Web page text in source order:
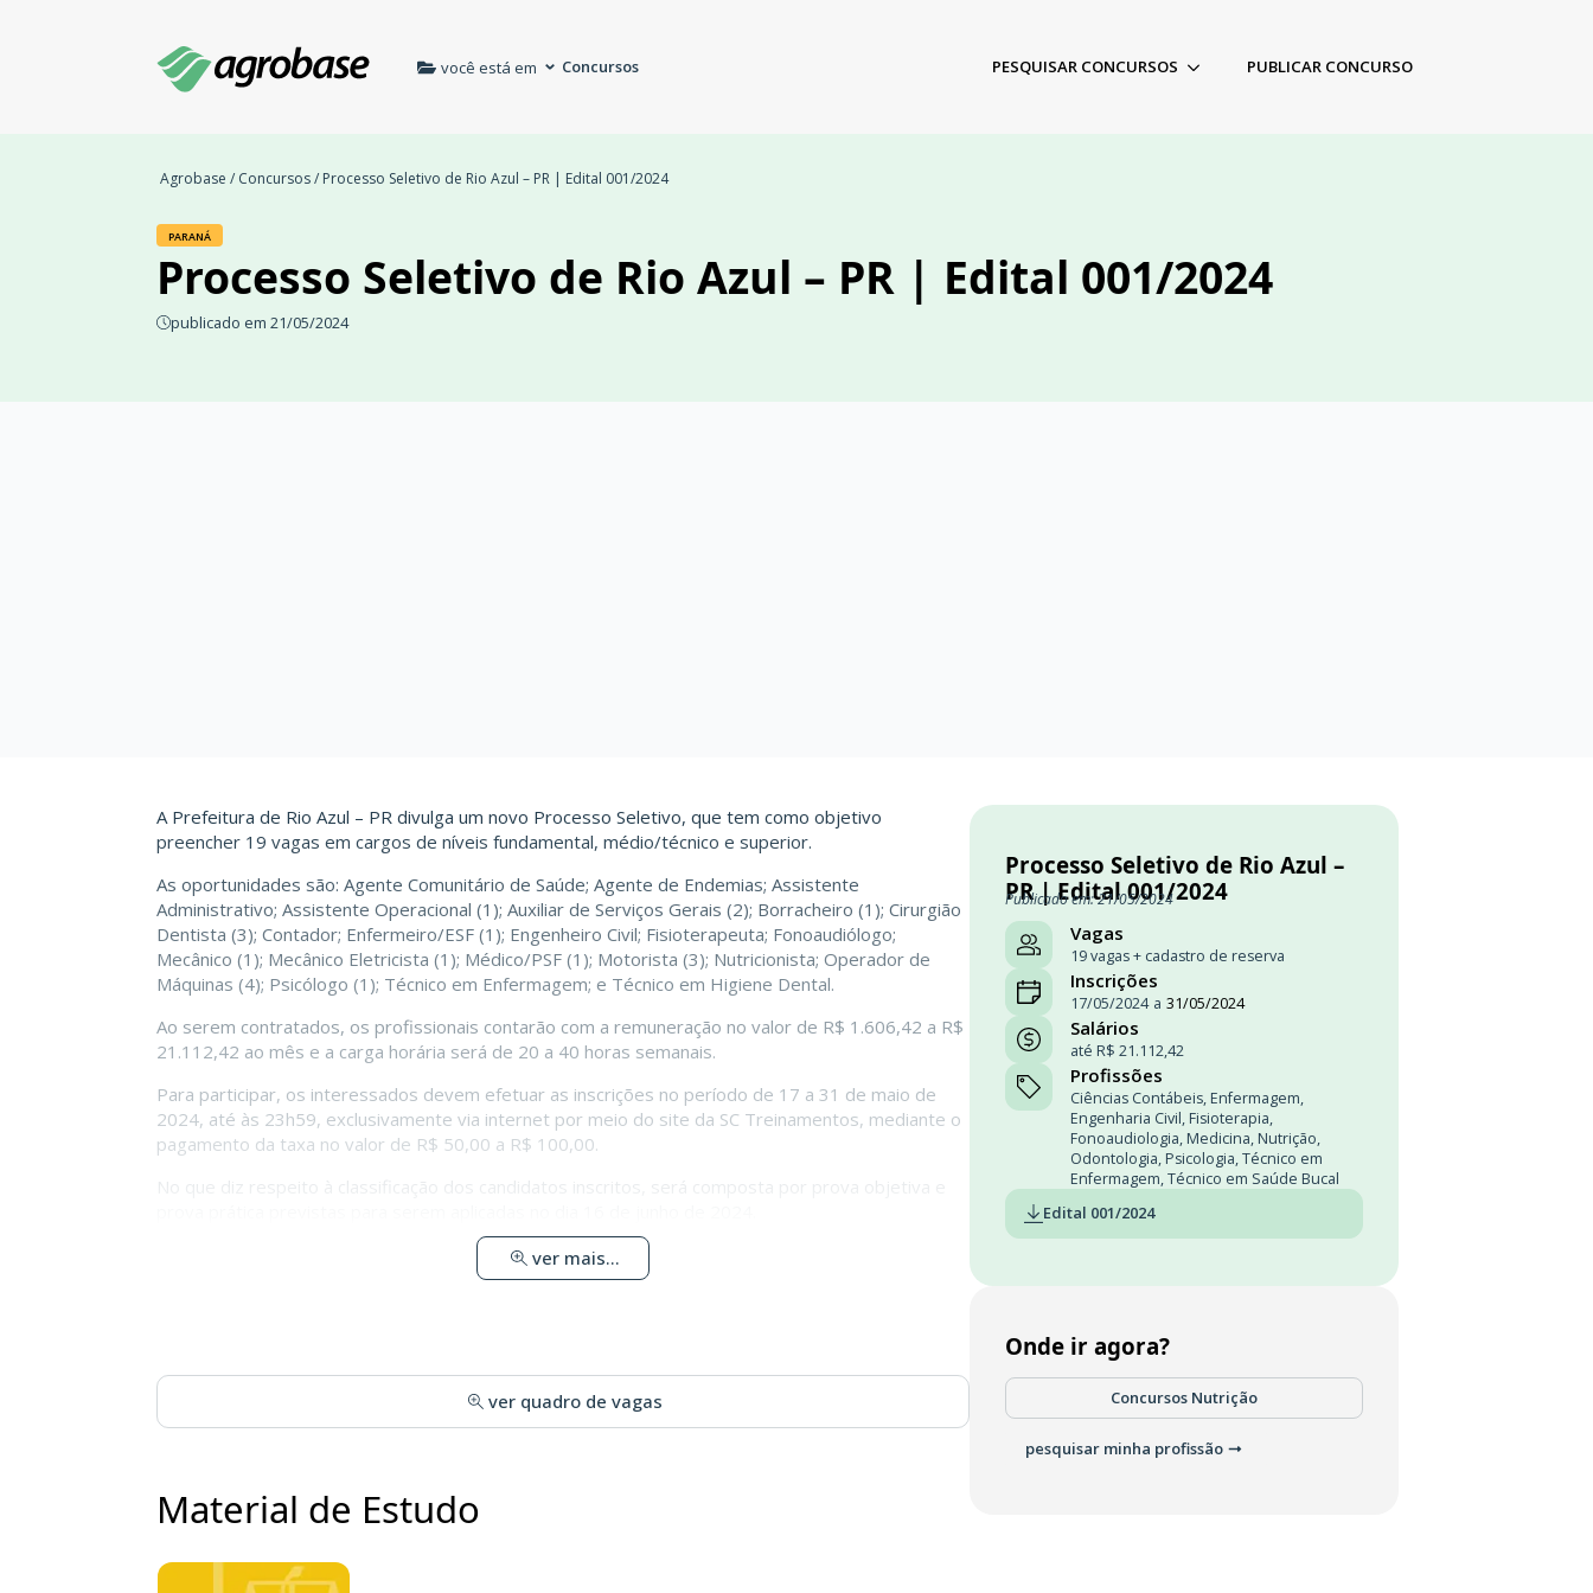
você está em Concursos PESQUISAR CONCURSOS PUBLICAR CONCURSO
Agrobase / Concursos/ Processo Seletivo de Rio Azul – PR | Edital 001/2024
PARANÁ
Processo Seletivo de Rio Azul – PR | Edital 001/2024
publicado em 21/05/2024
A Prefeitura de Rio Azul – PR divulga um novo Processo Seletivo, que tem como objetivo
preencher 19 vagas em cargos de níveis fundamental, médio/técnico e superior.
As oportunidades são: Agente Comunitário de Saúde; Agente de Endemias; Assistente
Administrativo; Assistente Operacional (1); Auxiliar de Serviços Gerais (2); Borracheiro (1); Cirurgião
Dentista (3); Contador; Enfermeiro/ESF (1); Engenheiro Civil; Fisioterapeuta; Fonoaudiólogo;
Mecânico (1); Mecânico Eletricista (1); Médico/PSF (1); Motorista (3); Nutricionista; Operador de
Máquinas (4); Psicólogo (1); Técnico em Enfermagem; e Técnico em Higiene Dental.
Ao serem contratados, os profissionais contarão com a remuneração no valor de R$ 1.606,42 a R$
21.112,42 ao mês e a carga horária será de 20 a 40 horas semanais.
Para participar, os interessados devem efetuar as inscrições no período de 17 a 31 de maio de
2024, até às 23h59, exclusivamente via internet por meio do site da SC Treinamentos, mediante o
pagamento da taxa no valor de R$ 50,00 a R$ 100,00.
No que diz respeito à classificação dos candidatos inscritos, será composta por prova objetiva e
ver mais...
ver quadro de vagas
Material de Estudo
Processo Seletivo de Rio Azul –
PR | Edital 001/2024
Publicado em: 21/05/2024
Vagas
19 vagas + cadastro de reserva
Inscrições
17/05/2024 a 31/05/2024
Salários
até R$ 21.112,42
Profissões
Ciências Contábeis, Enfermagem,
Engenharia Civil, Fisioterapia,
Fonoaudiologia, Medicina, Nutrição,
Odontologia, Psicologia,Técnico em
Enfermagem,Técnico em Saúde Bucal
Edital 001/2024
Onde ir agora?
Concursos Nutrição
pesquisar minha profissão